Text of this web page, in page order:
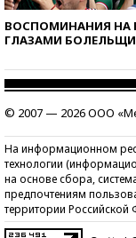
ВОСПОМИНАНИЯ НА
ГЛАЗАМИ
© 2007 — 2026 ООО
На информационном
технологии
на основе сбора,
предпочтениям
территории Российской